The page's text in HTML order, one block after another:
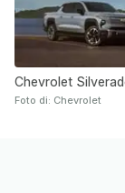
Chevrolet
Foto di: Chevrolet